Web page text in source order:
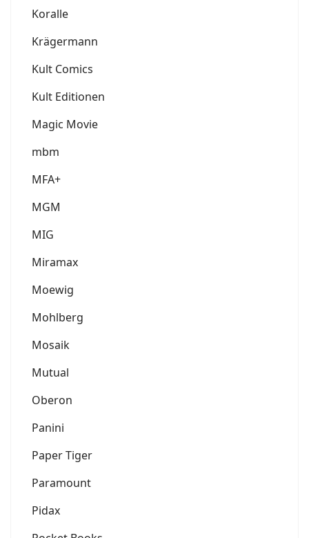
Koralle
Krägermann
Kult Comics
Kult Editionen
Magic Movie
mbm
MFA+
MGM
MIG
Miramax
Moewig
Mohlberg
Mosaik
Mutual
Oberon
Panini
Paper Tiger
Paramount
Pidax